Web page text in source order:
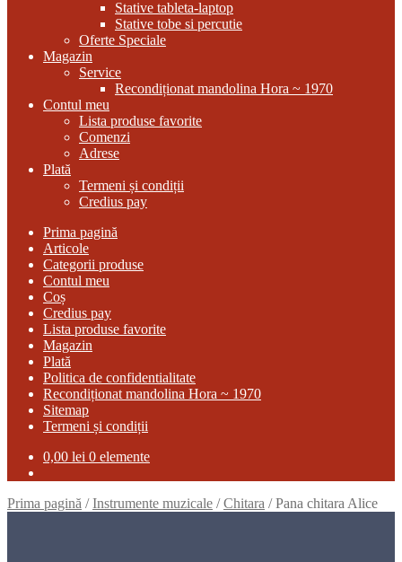
Stative tableta-laptop
Stative tobe si percutie
Oferte Speciale
Magazin
Service
Recondiționat mandolina Hora ~ 1970
Contul meu
Lista produse favorite
Comenzi
Adrese
Plată
Termeni și condiții
Credius pay
Prima pagină
Articole
Categorii produse
Contul meu
Coș
Credius pay
Lista produse favorite
Magazin
Plată
Politica de confidentialitate
Recondiționat mandolina Hora ~ 1970
Sitemap
Termeni și condiții
0,00 lei 0 elemente
Prima pagină /Instrumente muzicale /Chitara /Pana chitara Alice